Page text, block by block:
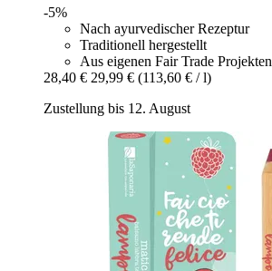
-5%
Nach ayurvedischer Rezeptur
Traditionell hergestellt
Aus eigenen Fair Trade Projekten
28,40 € 29,99 € (113,60 € / l)
Zustellung bis 12. August